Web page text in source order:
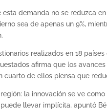
esta demanda no se reduzca
sea de apenas un 9%,
realizados en 18
afirma que los
cuarto de ellos piensa que
la innovación se ve
llevar implícita, apuntó